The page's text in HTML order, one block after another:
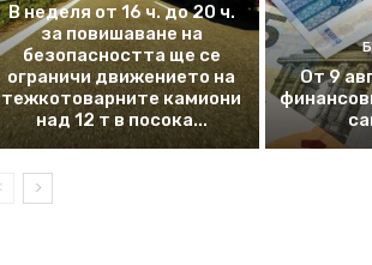
В неделя от 16 ч. до 20 ч.
за повишаване на
безопасността ще се
ограничи движението на
тежкотоварните камиони
над 12 т в посока...
От 9